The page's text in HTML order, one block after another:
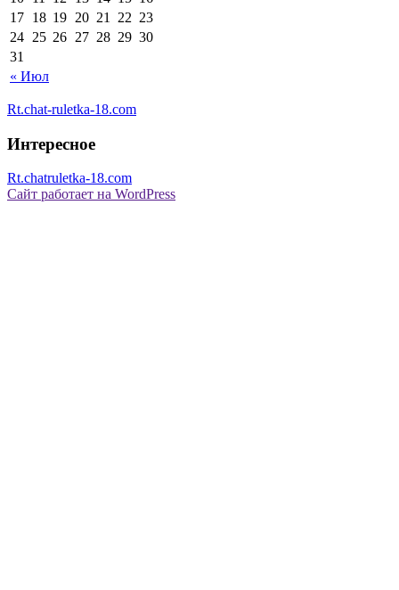
« Июл
17 18 19 20 21 22 23
24 25 26 27 28 29 30
31
Rt.chat-ruletka-18.com
Интересное
Rt.chatruletka-18.com
Сайт работает на WordPress